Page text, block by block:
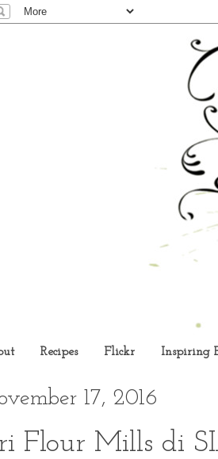
Recipes Flickr Inspiring
17, 2016
Flour Mills di